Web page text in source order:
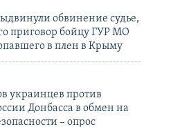
обвинение судье,
приговор бойцу ГУР МО
в плен в Крыму
украинцев против
Донбасса в обмен на
– опрос